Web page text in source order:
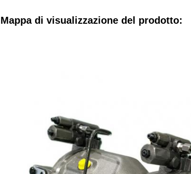
Mappa di visualizzazione del prodotto: